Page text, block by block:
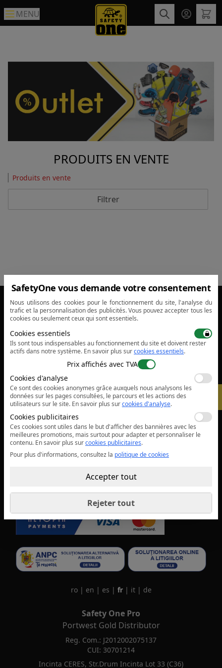
MENU
PRODUITS EN VENTE
Produits en vente
Filtrer
sales@safetyone.ro
Compagnie
Informations légales
Cookies
Termes conditions
Modifier les paramètres des cookies
ro | en | es | fr | it | de
Safety One Pro
Portwest Gold Distributor
Reg. Com.: J2012002075137
CUI: 30701214
Incinta CERES, Str.Drum Incinta Lot 33 (C36)
SafetyOne vous demande votre consentement
Nous utilisons des cookies pour le fonctionnement du site, l'analyse du
trafic et la personnalisation des publicités. Vous pouvez accepter tous les
cookies ou seulement ceux qui sont essentiels.
Cookies essentiels
Ils sont tous indispensables au fonctionnement du site et doivent rester
actifs dans notre système. En savoir plus surcookies essentiels.
Prix affichés avec TVA
Cookies d'analyse
Ce sont des cookies anonymes grâce auxquels nous analysons les
données sur les pages consultées, le parcours et les actions des
utilisateurs sur le site. En savoir plus surcookies d'analyse.
Cookies publicitaires
Ces cookies sont utiles dans le but d'afficher des bannières avec les
meilleures promotions, mais surtout pour adapter et personnaliser le
contenu. En savoir plus surcookies publicitaires.
Pour plus d'informations, consultez la politique de cookies
Rejeter tout
Accepter tout